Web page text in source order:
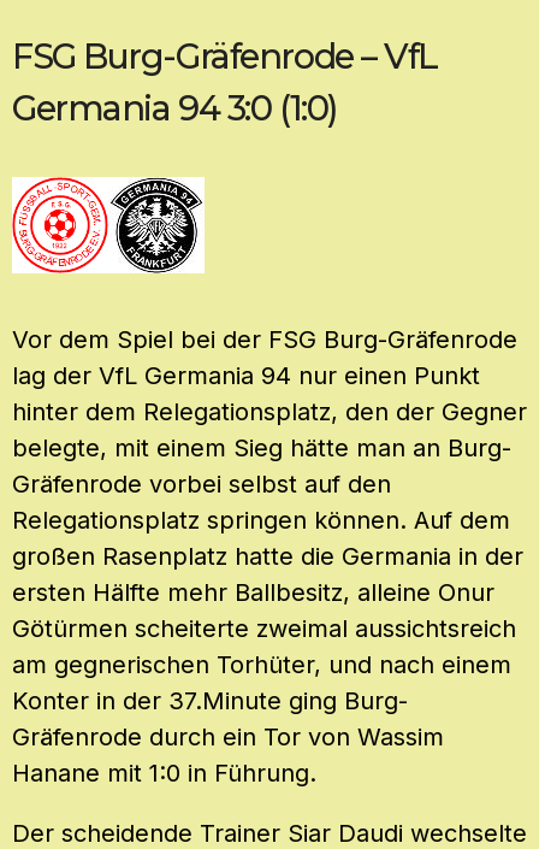
FSG Burg-Gräfenrode – VfL
Germania 94 3:0 (1:0)
Vor dem Spiel bei der FSG Burg-Gräfenrode
lag der VfL Germania 94 nur einen Punkt
hinter dem Relegationsplatz, den der Gegner
belegte, mit einem Sieg hätte man an Burg-
Gräfenrode vorbei selbst auf den
Relegationsplatz springen können. Auf dem
großen Rasenplatz hatte die Germania in der
ersten Hälfte mehr Ballbesitz, alleine Onur
Götürmen scheiterte zweimal aussichtsreich
am gegnerischen Torhüter, und nach einem
Konter in der 37.Minute ging Burg-
Gräfenrode durch ein Tor von Wassim
Hanane mit 1:0 in Führung.
Der scheidende Trainer Siar Daudi wechselte